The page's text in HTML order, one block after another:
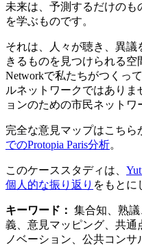
未来は、予測するだけのも
を学ぶものです。
それは、人々が聴き、異
きるものを見つけられる空
Networkで私たちがつくっ
ルネットワークではあり
ョンのための市民ネットワ
完全な意見マップはこちら
でのProtopia Paris分析。
このケーススタディは、
個人的な振り返り をもとに
キーワード： 集合知、熟
義、意見マッピング、共通
ノベーション、公共コンサ